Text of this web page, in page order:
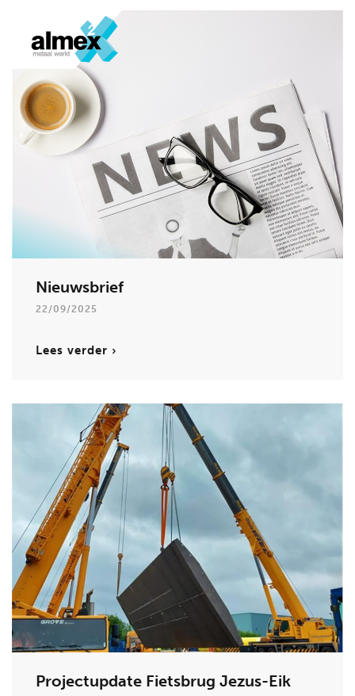
Nieuwsbrief
22/09/2025
Lees verder ›
Projectupdate Fietsbrug Jezus-Eik